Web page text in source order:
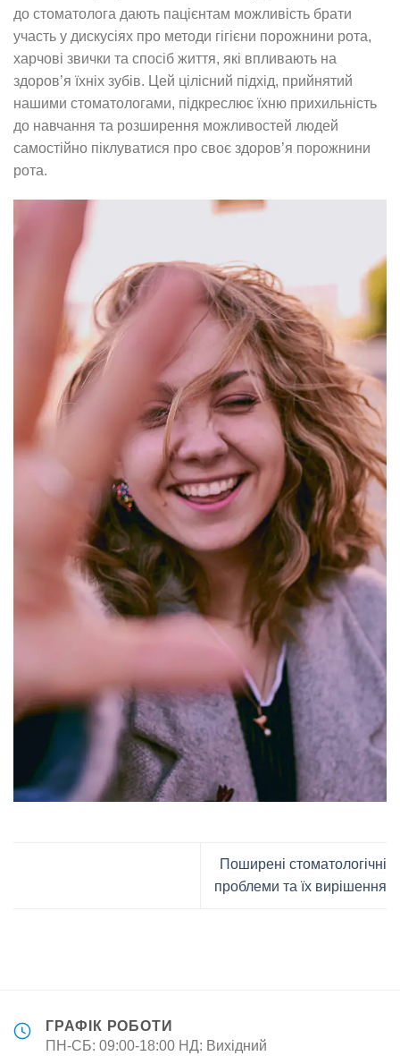
до стоматолога дають пацієнтам можливість брати
участь у дискусіях про методи гігієни порожнини рота,
харчові звички та спосіб життя, які впливають на
здоров’я їхніх зубів. Цей цілісний підхід, прийнятий
нашими стоматологами, підкреслює їхню прихильність
до навчання та розширення можливостей людей
самостійно піклуватися про своє здоров’я порожнини
рота.
Поширені стоматологічні
проблеми та їх вирішення
ГРАФІК РОБОТИ
ПН-СБ: 09:00-18:00 НД: Вихідний